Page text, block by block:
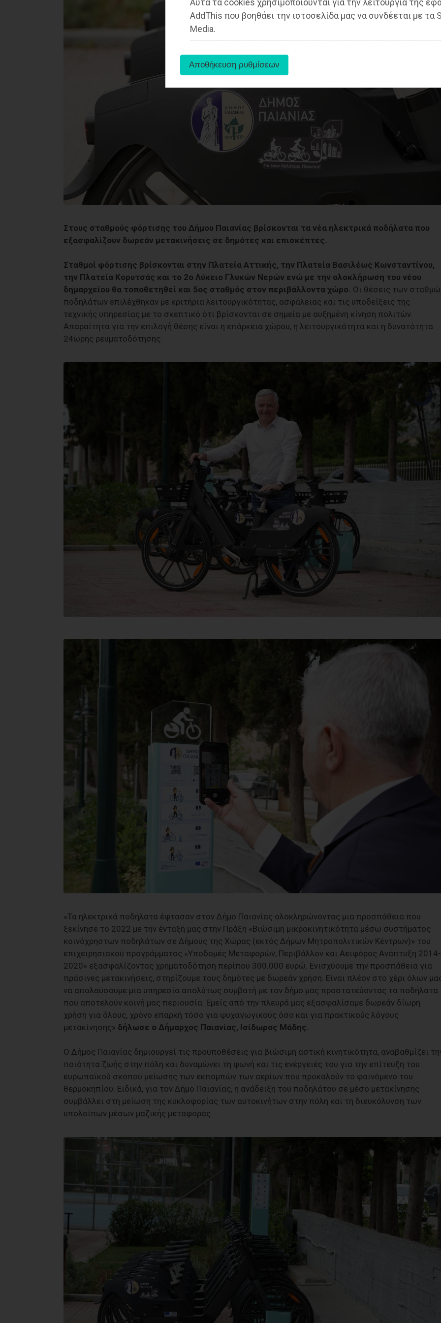
Αυτά τα cookies χρησιμοποιούνται για την λειτουργία της
AddThis που βοηθάει την ιστοσελίδα μας να συνδέεται με τα
Media.
Στους σταθμούς φόρτισης του Δήμου Παιανίας βρίσκονται τα νέα ηλεκτρικά ποδήλατα που
εξασφαλίζουν δωρεάν μετακινήσεις σε δημότες και επισκέπτες.
Σταθμοί φόρτισης βρίσκονται στην Πλατεία Αττικής, την Πλατεία Βασιλέως Κωνσταντίνου,
την Πλατεία Κορυτσάς και το 2ο Λύκειο Γλυκών Νερών ενώ με την ολοκλήρωση του νέου
δημαρχείου θα τοποθετηθεί και 5ος σταθμός στον περιβάλλοντα χώρο. Οι θέσεις των
ποδηλάτων επιλέχθηκαν με κριτήρια λειτουργικότητας, ασφάλειας και τις υποδείξεις της
τεχνικής υπηρεσίας με το σκεπτικό ότι βρίσκονται σε σημεία με αυξημένη κίνηση πολιτών.
Απαραίτητα για την επιλογή θέσης είναι η επάρκεια χώρου, η λειτουργικότητα και η δυνατότητα
24ωρης ρευματοδότησης.
«Τα ηλεκτρικά ποδήλατα έφτασαν στον Δήμο Παιανίας ολοκληρώνοντας μια προσπάθεια που
ξεκίνησε το 2022 με την ένταξή μας στην Πράξη «Βιώσιμη μικροκινητικότητα μέσω συστήματος
κοινόχρηστων ποδηλάτων σε Δήμους της Χώρας (εκτός Δήμων Μητροπολιτικών Κέντρων)» του
επιχειρησιακού προγράμματος «Υποδομές Μεταφορών, Περιβάλλον και Αειφόρος Ανάπτυξη 2014-
2020» εξασφαλίζοντας χρηματοδότηση περίπου 300.000 ευρώ. Ενισχύουμε την προσπάθεια για
πράσινες μετακινήσεις, στηρίζουμε τους δημότες με δωρεάν χρήση. Είναι πλέον στο χέρι όλων
να απολαύσουμε μια υπηρεσία απολύτως συμβατή με τον δήμο μας προστατεύοντας τα ποδήλατα
που αποτελούν κοινή μας περιουσία. Εμείς από την πλευρά μας εξασφαλίσαμε δωρεάν δίωρη
χρήση για όλους, χρόνο επαρκή τόσο για ψυχαγωγικούς όσο και για πρακτικούς λόγους
μετακίνησης» δήλωσε ο Δήμαρχος Παιανίας, Ισίδωρος Μάδης.
Ο Δήμος Παιανίας δημιουργεί τις προϋποθέσεις για βιώσιμη αστική κινητικότητα, αναβαθμίζει
ποιότητα ζωής στην πόλη και δυναμώνει τη φωνή και τις ενέργειές του για την επίτευξη του
ευρωπαϊκού σκοπού μείωσης των εκπομπών των αερίων που προκαλούν το φαινόμενο του
θερμοκηπίου. Ειδικά, για τον Δήμο Παιανίας, η ανάδειξη του ποδηλάτου σε μέσο μετακίνησης
συμβάλλει στη μείωση της κυκλοφορίας των αυτοκινήτων στην πόλη και τη διευκόλυνση των
υπολοίπων μέσων μαζικής μεταφοράς.